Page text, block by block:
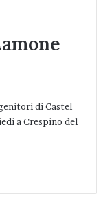
di Castel
a Crespino del